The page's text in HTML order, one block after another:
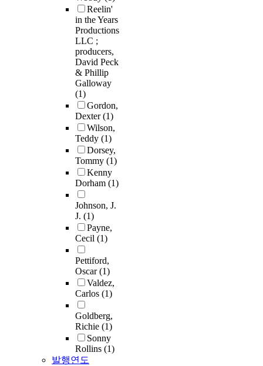
Reelin'
in the Years
Productions
LLC ;
producers,
David Peck
& Phillip
Galloway
(1)
Gordon,
Dexter(1)
Wilson,
Teddy (1)
Dorsey,
Tommy (1)
Kenny
Dorham (1)
Johnson, J.
J. (1)
Payne,
Cecil (1)
Pettiford,
Oscar(1)
Valdez,
Carlos (1)
Goldberg,
Richie (1)
Sonny
Rollins (1)
발행연도